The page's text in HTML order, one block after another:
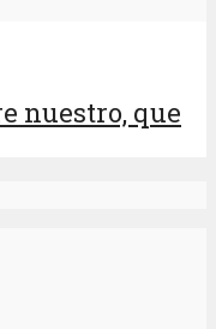
nuestro, que